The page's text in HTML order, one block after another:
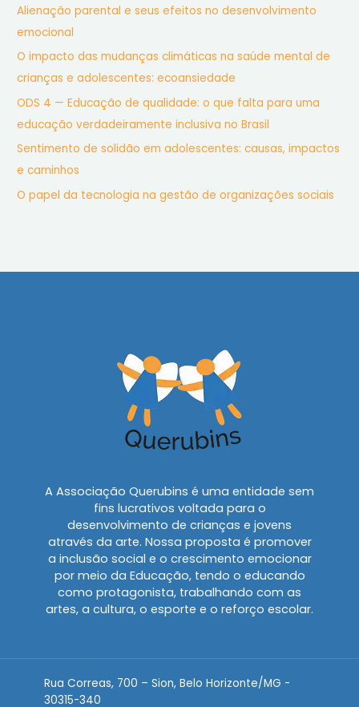
Alienação parental e seus efeitos no desenvolvimento
emocional
O impacto das mudanças climáticas na saúde mental de
crianças e adolescentes: ecoansiedade
ODS 4 — Educação de qualidade: o que falta para uma
educação verdadeiramente inclusiva no Brasil
Sentimento de solidão em adolescentes: causas, impactos
e caminhos
O papel da tecnologia na gestão de organizações sociais
A Associação Querubins é uma entidade sem
fins lucrativos voltada para o
desenvolvimento de crianças e jovens
através da arte. Nossa proposta é promover
a inclusão social e o crescimento emocionar
por meio da Educação, tendo o educando
como protagonista, trabalhando com as
artes, a cultura, o esporte e o reforço escolar.
Rua Correas, 700 – Sion, Belo Horizonte/MG -
30315-340